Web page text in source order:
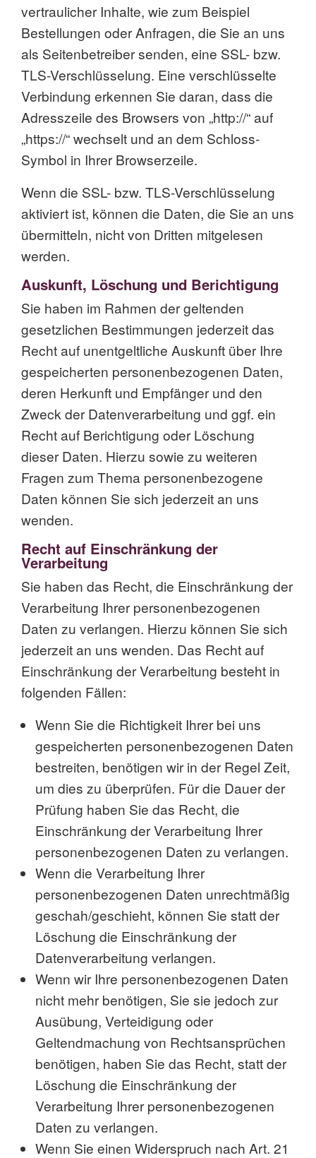
vertraulicher Inhalte, wie zum Beispiel
Bestellungen oder Anfragen, die Sie an uns
als Seitenbetreiber senden, eine SSL- bzw.
TLS-Verschlüsselung. Eine verschlüsselte
Verbindung erkennen Sie daran, dass die
Adresszeile des Browsers von „http://“ auf
„https://“ wechselt und an dem Schloss-
Symbol in Ihrer Browserzeile.
Wenn die SSL- bzw. TLS-Verschlüsselung
aktiviert ist, können die Daten, die Sie an uns
übermitteln, nicht von Dritten mitgelesen
werden.
Auskunft, Löschung und Berichtigung
Sie haben im Rahmen der geltenden
gesetzlichen Bestimmungen jederzeit das
Recht auf unentgeltliche Auskunft über Ihre
gespeicherten personenbezogenen Daten,
deren Herkunft und Empfänger und den
Zweck der Datenverarbeitung und ggf. ein
Recht auf Berichtigung oder Löschung
dieser Daten. Hierzu sowie zu weiteren
Fragen zum Thema personenbezogene
Daten können Sie sich jederzeit an uns
wenden.
Recht auf Einschränkung der
Verarbeitung
Sie haben das Recht, die Einschränkung der
Verarbeitung Ihrer personenbezogenen
Daten zu verlangen. Hierzu können Sie sich
jederzeit an uns wenden. Das Recht auf
Einschränkung der Verarbeitung besteht in
folgenden Fällen:
Wenn Sie die Richtigkeit Ihrer bei uns
gespeicherten personenbezogenen Daten
bestreiten, benötigen wir in der Regel Zeit,
um dies zu überprüfen. Für die Dauer der
Prüfung haben Sie das Recht, die
Einschränkung der Verarbeitung Ihrer
personenbezogenen Daten zu verlangen.
Wenn die Verarbeitung Ihrer
personenbezogenen Daten unrechtmäßig
geschah/geschieht, können Sie statt der
Löschung die Einschränkung der
Datenverarbeitung verlangen.
Wenn wir Ihre personenbezogenen Daten
nicht mehr benötigen, Sie sie jedoch zur
Ausübung, Verteidigung oder
Geltendmachung von Rechtsansprüchen
benötigen, haben Sie das Recht, statt der
Löschung die Einschränkung der
Verarbeitung Ihrer personenbezogenen
Daten zu verlangen.
Wenn Sie einen Widerspruch nach Art. 21